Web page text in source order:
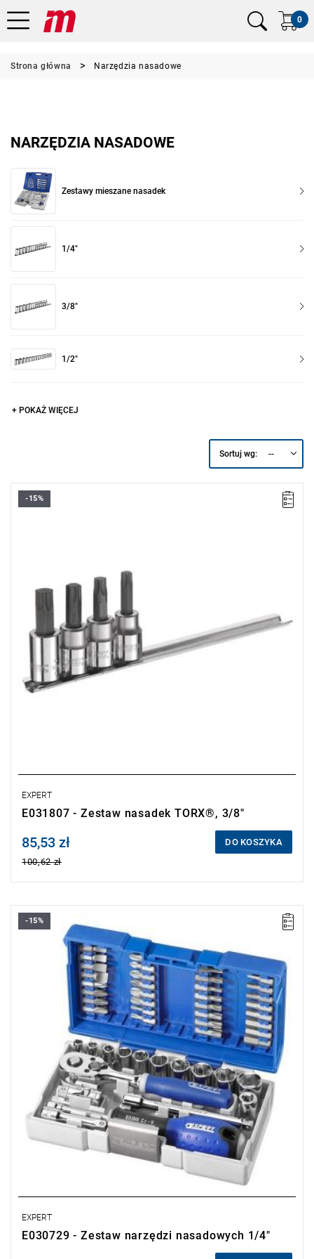
0
Strona główna Narzędzia nasadowe
NARZĘDZIA NASADOWE
Zestawy mieszane nasadek
1/4"
3/8"
1/2"
+ POKAŻ WIĘCEJ
Sortuj wg: --
• Zakres zestawu: T40 - T55
-15%
EXPERT
E031807 - Zestaw nasadek TORX®, 3/8"
Price tax included
85,53 zł
100,62 zł
DO KOSZYKA
• Liczba elementów: 48
• 10 nasadek 6-kątnych
• 8 Końcówek do śrub z gniazdem 6-kątnym
• 7 Końcówek TORX®
• 3 Końcówki Resistorx®
• 4 Końcówki do śrub płaskich
• 5 Końcówek Phillips®
• 5 Końcówek Pozidriv®
• Przegub uniwersalny 1/4"
• Nasadka 1/4" z uchwytem do końcówek 1/4"
• Rękojeść z trzpieniem 1/4''
• 2 Przedłużacze 1/4''
• Grzechotka 1/4"
-15%
EXPERT
E030729 - Zestaw narzędzi nasadowych 1/4"